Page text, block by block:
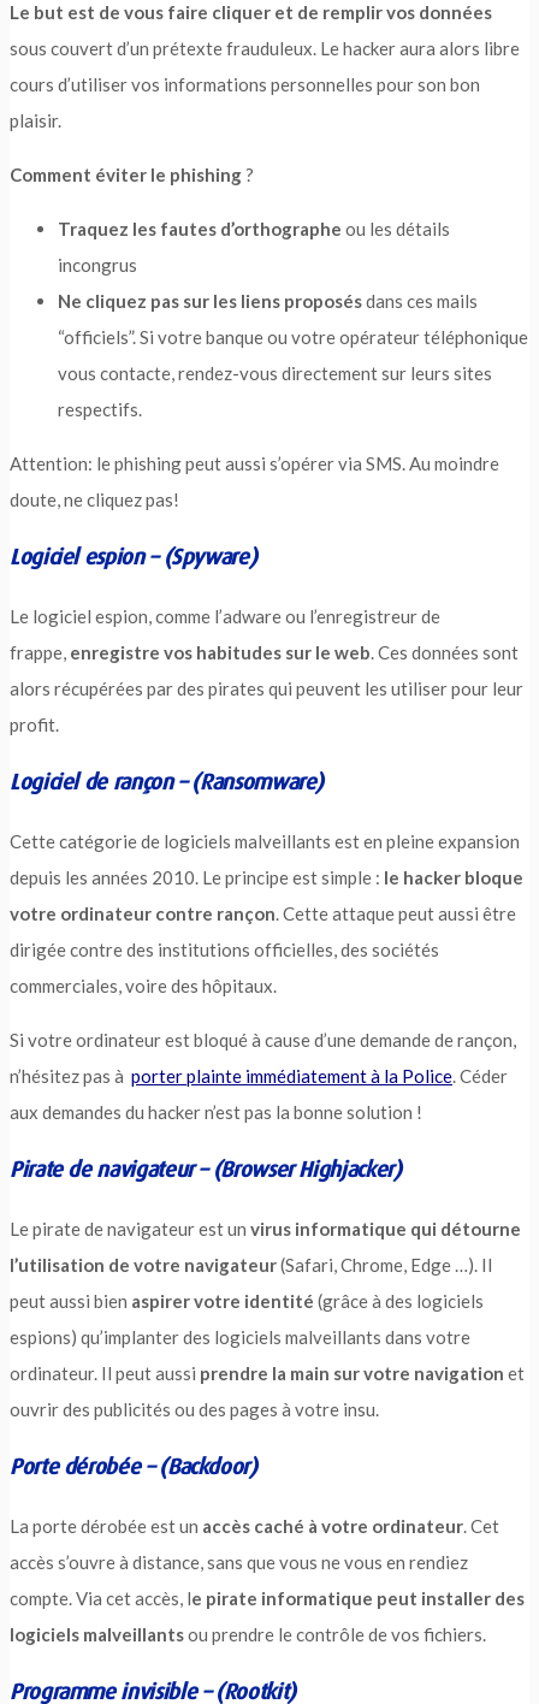
Le but est de vous faire cliquer et de remplir vos données
sous couvert d’un prétexte frauduleux. Le hacker aura alors libre
cours d’utiliser vos informations personnelles pour son bon
plaisir.
Comment éviter le phishing?
Traquez les fautes d’orthographe ou les détails
incongrus
Ne cliquez pas sur les liens proposésdans ces mails
“officiels”. Si votre banque ou votre opérateur téléphonique
vous contacte, rendez-vous directement sur leurs sites
respectifs.
Attention: le phishing peut aussi s’opérer via SMS. Au moindre
doute, ne cliquez pas!
Logiciel espion – (Spyware)
Le logiciel espion, comme l’adware ou l’enregistreur de
frappe, enregistre vos habitudes sur le web. Ces données sont
alors récupérées par des pirates qui peuvent les utiliser pour leur
profit.
Logiciel de rançon – (Ransomware)
Cette catégorie de logiciels malveillants est en pleine expansion
depuis les années 2010. Le principe est simple : le hacker bloque
votre ordinateur contre rançon. Cette attaque peut aussi être
dirigée contre des institutions officielles, des sociétés
commerciales, voire des hôpitaux.
Si votre ordinateur est bloqué à cause d’une demande de rançon,
n’hésitez pas à porter plainte immédiatement à la Police. Céder
aux demandes du hacker n’est pas la bonne solution !
Pirate de navigateur – (Browser Highjacker)
Le pirate de navigateur est un virus informatique qui détourne
l’utilisation de votre navigateur(Safari, Chrome, Edge …). Il
peut aussi bien aspirer votre identité (grâce à des logiciels
espions) qu’implanter des logiciels malveillants dans votre
ordinateur. Il peut aussi prendre la main sur votre navigation et
ouvrir des publicités ou des pages à votre insu.
Porte dérobée – (Backdoor)
La porte dérobée est un accès caché à votre ordinateur. Cet
accès s’ouvre à distance, sans que vous ne vous en rendiez
compte. Via cet accès, le pirate informatique peut installer des
logiciels malveillantsou prendre le contrôle de vos fichiers.
Programme invisible – (Rootkit)